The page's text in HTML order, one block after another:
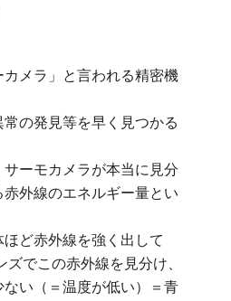
メラ」と言われる精密機
の発見等を早く見つかる
ーモカメラが本当に見分
外線のエネルギー量とい
ど赤外線を強く出して
でこの赤外線を見分け、
い（＝温度が低い）＝青